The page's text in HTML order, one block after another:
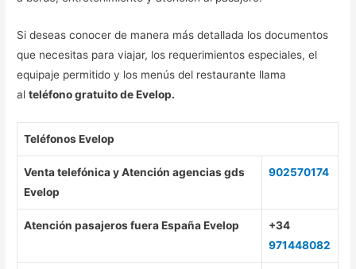
Si deseas conocer de manera más detallada los documentos
que necesitas para viajar, los requerimientos especiales, el
equipaje permitido y los menús del restaurante llama
alteléfono gratuito de Evelop.
Teléfonos Evelop
Venta telefónica y Atención agencias gds
Evelop
902570174
Atención pasajeros fuera España Evelop
+34
971448082